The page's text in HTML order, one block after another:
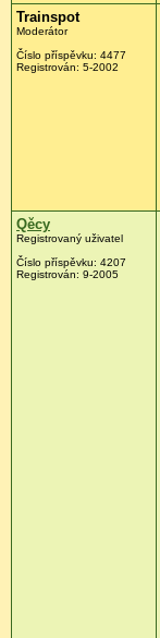
Trainspot
Moderátor
Číslo příspěvku: 4477
Registrován: 5-2002
Qěcy
Registrovaný uživatel
Číslo příspěvku: 4207
Registrován: 9-2005